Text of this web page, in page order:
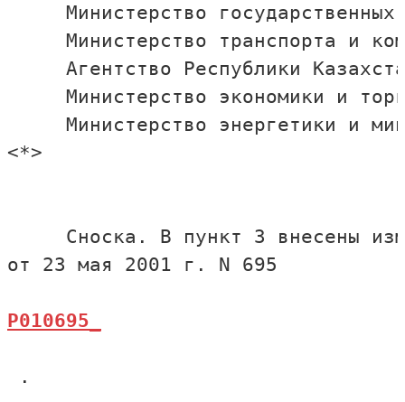
Министерство
Министерство транспорта и
Агентство Республики
Министерство экономики и
Министерство энергетики и
<*>
Сноска. В пункт 3 внесены
.